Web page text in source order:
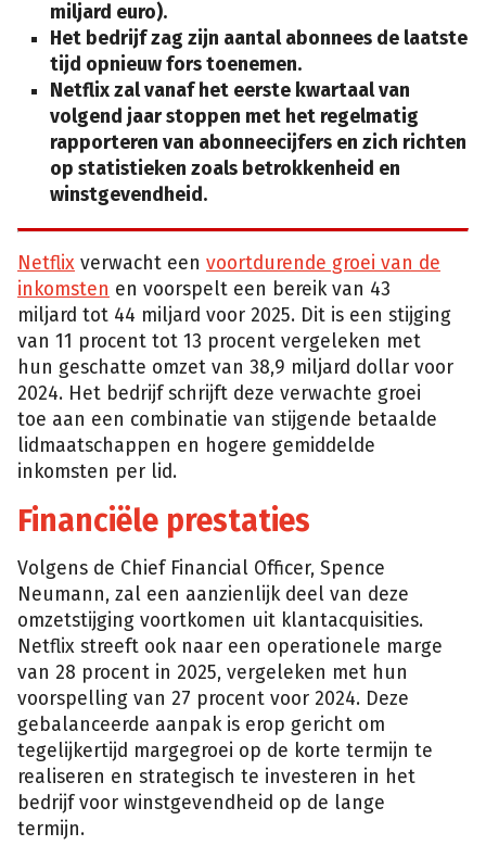
miljard euro).
Het bedrijf zag zijn aantal abonnees de laatste
tijd opnieuw fors toenemen.
Netflix zal vanaf het eerste kwartaal van
volgend jaar stoppen met het regelmatig
rapporteren van abonneecijfers en zich richten
op statistieken zoals betrokkenheid en
winstgevendheid.
Netflix verwacht een voortdurende groei van de
inkomsten en voorspelt een bereik van 43
miljard tot 44 miljard voor 2025. Dit is een stijging
van 11 procent tot 13 procent vergeleken met
hun geschatte omzet van 38,9 miljard dollar voor
2024. Het bedrijf schrijft deze verwachte groei
toe aan een combinatie van stijgende betaalde
lidmaatschappen en hogere gemiddelde
inkomsten per lid.
Financiële prestaties
Volgens de Chief Financial Officer, Spence
Neumann, zal een aanzienlijk deel van deze
omzetstijging voortkomen uit klantacquisities.
Netflix streeft ook naar een operationele marge
van 28 procent in 2025, vergeleken met hun
voorspelling van 27 procent voor 2024. Deze
gebalanceerde aanpak is erop gericht om
tegelijkertijd margegroei op de korte termijn te
realiseren en strategisch te investeren in het
bedrijf voor winstgevendheid op de lange
termijn.